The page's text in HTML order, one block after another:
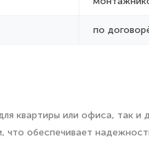
по
квартиры или офиса, так и
что обеспечивает